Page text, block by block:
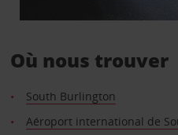
Où nous trouver
South Burlington
Aéroport international de